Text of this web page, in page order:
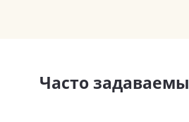
Часто